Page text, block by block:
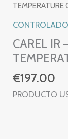
TEMPERATURE
CAREL IR
€197.00
PRODUCTO